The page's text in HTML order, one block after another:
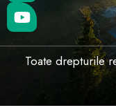
b
o
o
k
t
e
r
u
b
e
Toate drepturile